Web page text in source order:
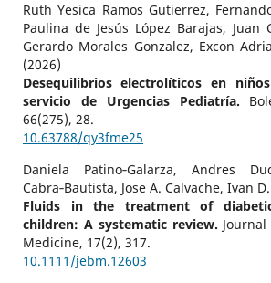
Ruth Yesica Ramos Gutierrez,
Paulina de Jesús López Barajas, Juan
Gerardo Morales Gonzalez, Excon
(2026)
Desequilibrios electrolíticos en
servicio de Urgencias Pediatría.
66(275), 28.
10.63788/qy3fme25
Daniela Patino‐Galarza, Andres
Cabra‐Bautista, Jose A. Calvache, Ivan
Fluids in the treatment of
children: A systematic review.
Medicine, 17(2), 317.
10.1111/jebm.12603